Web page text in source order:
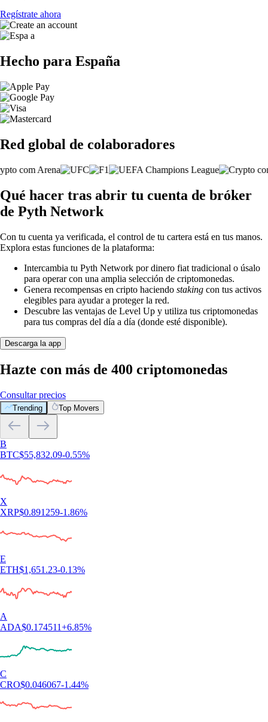
Regístrate ahora
Hecho para España
Red global de colaboradores
Qué hacer tras abrir tu cuenta de bróker
de Pyth Network
Con tu cuenta ya verificada, el control de tu cartera está en tus manos.
Explora estas funciones de la plataforma:
Intercambia tu Pyth Network por dinero fiat tradicional o úsalo
para operar con una amplia selección de criptomonedas.
Genera recompensas en cripto haciendo staking con tus activos
elegibles para ayudar a proteger la red.
Descubre las ventajas de Level Up y utiliza tus criptomonedas
para tus compras del día a día (donde esté disponible).
Descarga la app
Hazte con más de 400 criptomonedas
Consultar precios
Trending Top Movers
B
BTC$55,832.09-0.55%
X
XRP$0.891259-1.86%
E
ETH$1,651.23-0.13%
A
ADA$0.174511+6.85%
C
CRO$0.046067-1.44%